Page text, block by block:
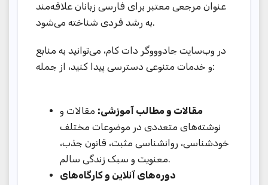
عنوان مرجعی معتبر برای فارسی زبانان علاقه‌مند
به رشد فردی شناخته می‌شود.
در وب‌سایت جادوووگر دات کام، می‌توانید به منابع
و خدمات متنوعی دسترسی پیدا کنید، از جمله:
مقالات و مطالب آموزشی: مقالات و
نوشته‌های متعددی در موضوعات مختلف
خودشناسی، روانشناسی مثبت، قانون جذب،
معنویت و سبک زندگی سالم.
دوره‌های آنلاین و کارگاه‌های